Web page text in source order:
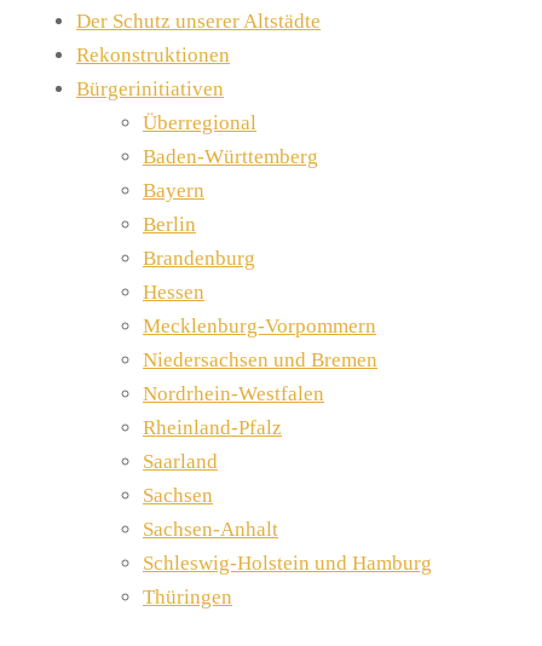
Der Schutz unserer Altstädte
Rekonstruktionen
Bürgerinitiativen
Überregional
Baden-Württemberg
Bayern
Berlin
Brandenburg
Hessen
Mecklenburg-Vorpommern
Niedersachsen und Bremen
Nordrhein-Westfalen
Rheinland-Pfalz
Saarland
Sachsen
Sachsen-Anhalt
Schleswig-Holstein und Hamburg
Thüringen